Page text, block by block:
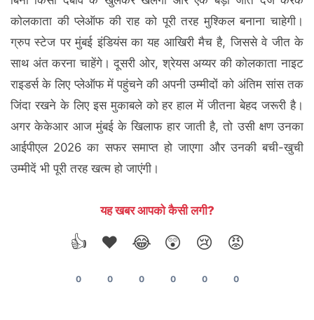
कोलकाता की प्लेऑफ की राह को पूरी तरह मुश्किल बनाना चाहेगी।
ग्रुप स्टेज पर मुंबई इंडियंस का यह आखिरी मैच है, जिससे वे जीत के
साथ अंत करना चाहेंगे। दूसरी ओर, श्रेयस अय्यर की कोलकाता नाइट
राइडर्स के लिए प्लेऑफ में पहुंचने की अपनी उम्मीदों को अंतिम सांस तक
जिंदा रखने के लिए इस मुकाबले को हर हाल में जीतना बेहद जरूरी है।
अगर केकेआर आज मुंबई के खिलाफ हार जाती है, तो उसी क्षण उनका
आईपीएल 2026 का सफर समाप्त हो जाएगा और उनकी बची-खुची
उम्मीदें भी पूरी तरह खत्म हो जाएंगी।
यह खबर आपको कैसी लगी?
👍
0
❤️
0
😂
0
😲
0
😢
0
😡
0